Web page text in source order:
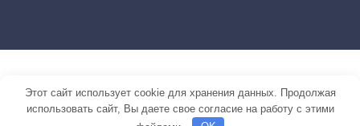
Этот сайт использует cookie для хранения данных. Продолжая
использовать сайт, Вы даете свое согласие на работу с этими